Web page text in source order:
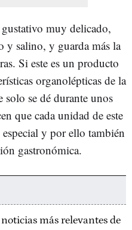
muy delicado,
y salino, y guarda más la
Si este es un producto
organolépticas de la
solo se dé durante unos
que cada unidad de este
y por ello también
gastronómica.
más relevantes de